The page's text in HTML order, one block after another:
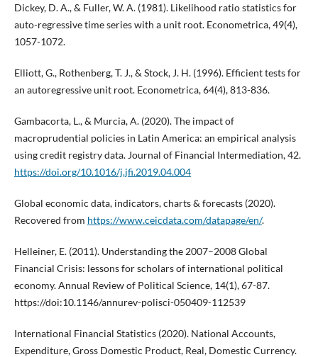
Dickey, D. A., & Fuller, W. A. (1981). Likelihood ratio statistics for
auto-regressive time series with a unit root. Econometrica, 49(4),
1057-1072.
Elliott, G., Rothenberg, T. J., & Stock, J. H. (1996). Efficient tests for
an autoregressive unit root. Econometrica, 64(4), 813-836.
Gambacorta, L., & Murcia, A. (2020). The impact of
macroprudential policies in Latin America: an empirical analysis
using credit registry data. Journal of Financial Intermediation, 42.
https://doi.org/10.1016/j.jfi.2019.04.004
Global economic data, indicators, charts & forecasts (2020).
Recovered from https://www.ceicdata.com/datapage/en/.
Helleiner, E. (2011). Understanding the 2007–2008 Global
Financial Crisis: lessons for scholars of international political
economy. Annual Review of Political Science, 14(1), 67-87.
https://doi:10.1146/annurev-polisci-050409-112539
International Financial Statistics (2020). National Accounts,
Expenditure, Gross Domestic Product, Real, Domestic Currency.